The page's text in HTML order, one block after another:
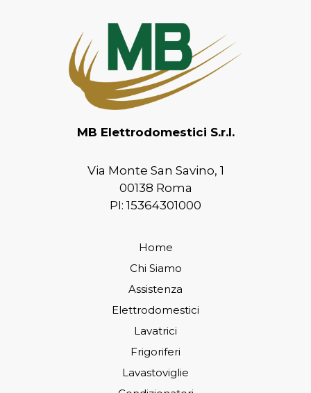
MB Elettrodomestici S.r.l.
Via Monte San Savino, 1
00138 Roma
PI: 15364301000
Home
Chi Siamo
Assistenza
Elettrodomestici
Lavatrici
Frigoriferi
Lavastoviglie